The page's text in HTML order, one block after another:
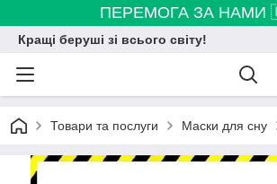
ПЕРЕМОГА ЗА
Кращі беруші зі всього світу!
Товари та послуги Маски для сну